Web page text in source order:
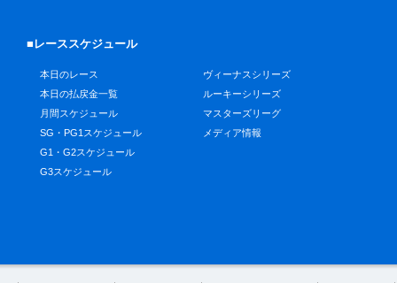
■レーススケジュール
本日のレース
本日の払戻金一覧
月間スケジュール
SG・PG1スケジュール
G1・G2スケジュール
G3スケジュール
ヴィーナスシリーズ
ルーキーシリーズ
マスターズリーグ
メディア情報